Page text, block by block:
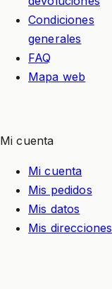
Condiciones
generales
FAQ
Mapa web
Mi cuenta
Mi cuenta
Mis pedidos
Mis datos
Mis direcciones